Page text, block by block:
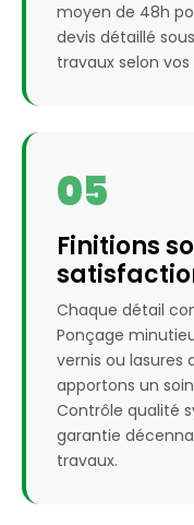
moyen de 48h
devis détaillé
travaux selon vos
05
Finitions
Chaque détail
Ponçage
vernis ou lasures
apportons un
Contrôle qualité
garantie
travaux.